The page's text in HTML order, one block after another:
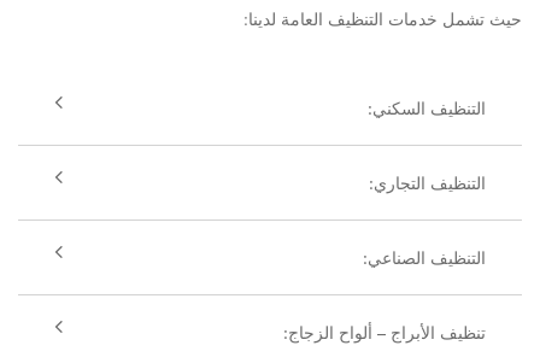
حيث تشمل خدمات التنظيف العامة لدينا:
التنظيف السكني:
التنظيف التجاري:
التنظيف الصناعي:
تنظيف الأبراج – ألواح الزجاج: